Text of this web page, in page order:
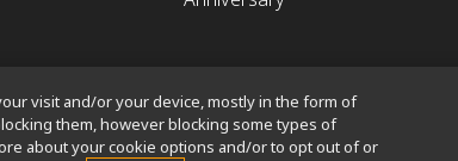
visit and/or your device, mostly in the form of
them, however blocking some types of
about your cookie options and/or to opt out of or